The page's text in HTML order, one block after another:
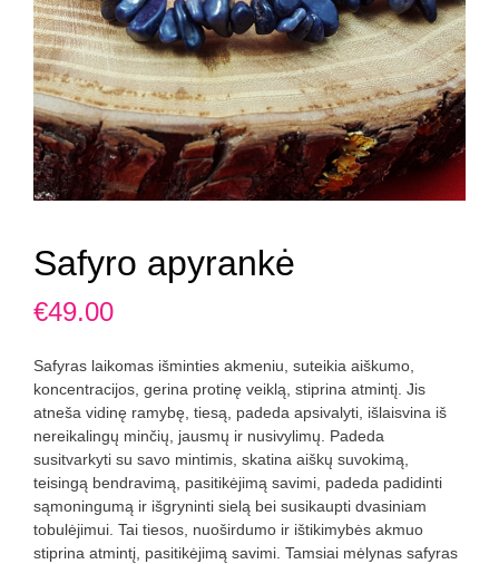
Safyro apyrankė
€49.00
Safyras laikomas išminties akmeniu, suteikia aiškumo,
koncentracijos, gerina protinę veiklą, stiprina atmintį. Jis
atneša vidinę ramybę, tiesą, padeda apsivalyti, išlaisvina iš
nereikalingų minčių, jausmų ir nusivylimų. Padeda
susitvarkyti su savo mintimis, skatina aiškų suvokimą,
teisingą bendravimą, pasitikėjimą savimi, padeda padidinti
sąmoningumą ir išgryninti sielą bei susikaupti dvasiniam
tobulėjimui. Tai tiesos, nuoširdumo ir ištikimybės akmuo
stiprina atmintį, pasitikėjimą savimi. Tamsiai mėlynas safyras